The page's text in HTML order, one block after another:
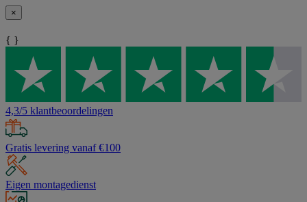
×
{ }
4,3/5 klantbeoordelingen
Gratis levering vanaf €100
Eigen montagedienst